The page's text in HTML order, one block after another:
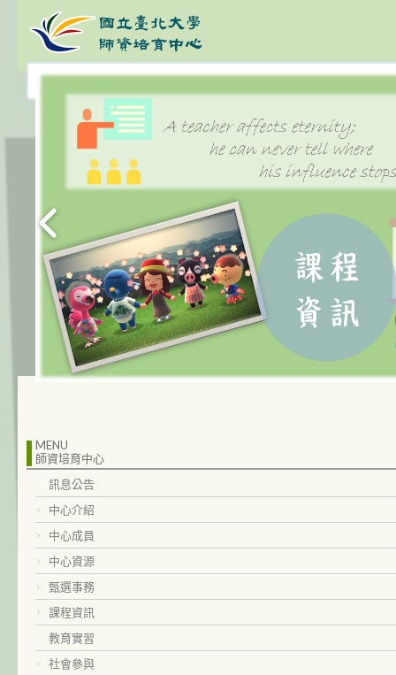
MENU
師資培育中心
訊息公告
中心介紹
中心成員
中心資源
甄選事務
課程資訊
教育實習
社會參與